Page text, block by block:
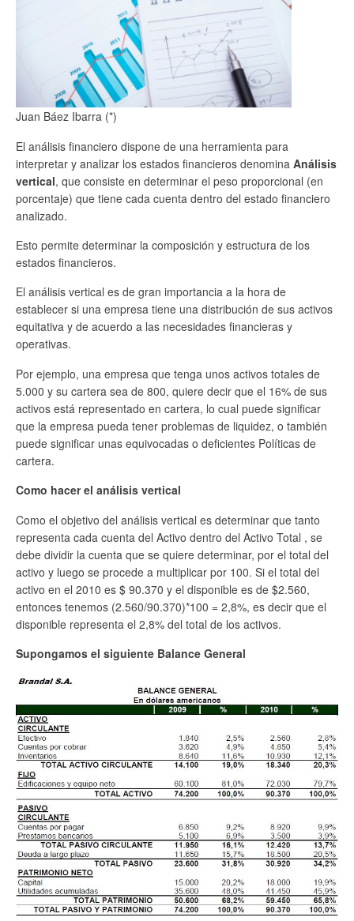
Juan Báez Ibarra (*)
El análisis financiero dispone de una herramienta para
interpretar y analizar los estados financieros denomina Análisis
vertical, que consiste en determinar el peso proporcional (en
porcentaje) que tiene cada cuenta dentro del estado financiero
analizado.
Esto permite determinar la composición y estructura de los
estados financieros.
El análisis vertical es de gran importancia a la hora de
establecer si una empresa tiene una distribución de sus activos
equitativa y de acuerdo a las necesidades financieras y
operativas.
Por ejemplo, una empresa que tenga unos activos totales de
5.000 y su cartera sea de 800, quiere decir que el 16% de sus
activos está representado en cartera, lo cual puede significar
que la empresa pueda tener problemas de liquidez, o también
puede significar unas equivocadas o deficientes Políticas de
cartera.
Como hacer el análisis vertical
Como el objetivo del análisis vertical es determinar que tanto
representa cada cuenta del Activo dentro del Activo Total , se
debe dividir la cuenta que se quiere determinar, por el total del
activo y luego se procede a multiplicar por 100. Si el total del
activo en el 2010 es $ 90.370 y el disponible es de $2.560,
entonces tenemos (2.560/90.370)*100 = 2,8%, es decir que el
disponible representa el 2,8% del total de los activos.
Supongamos el siguiente Balance General